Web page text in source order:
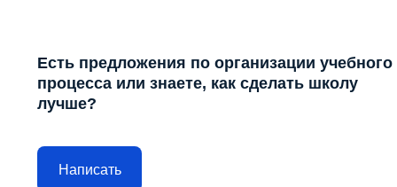
Есть предложения по организации учебного
процесса или знаете, как сделать школу
лучше?
Написать